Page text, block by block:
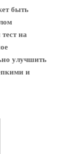
быть
на
улучшить
и